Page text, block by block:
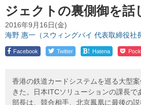
ジェクトの裏側御を話
2016年9月16日(金)
海野 惠一（スウィングバイ 代表取締役社
Facebook Twitter ! Hatena
香港の鉄道カードシステムを巡る大型
きた。日本ITCソリューションの課長で
部長は、競合相手、北京鳳凰に最後の